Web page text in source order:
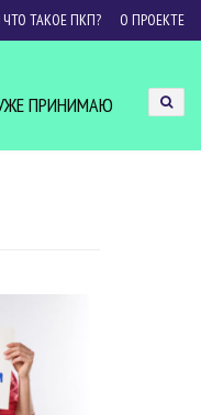
ЧТО ТАКОЕ ПКП? О ПРОЕКТЕ
ПРИНИМАЮ